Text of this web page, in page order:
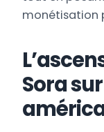
monétisation
Sora